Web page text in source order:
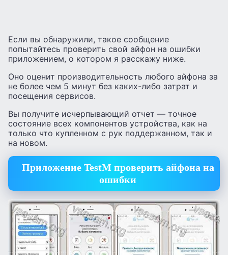
Если вы обнаружили, такое сообщение
попытайтесь проверить свой айфон на ошибки
приложением, о котором я расскажу ниже.
Оно оценит производительность любого айфона за
не более чем 5 минут без каких-либо затрат и
посещения сервисов.
Вы получите исчерпывающий отчет — точное
состояние всех компонентов устройства, как на
только что купленном с рук поддержанном, так и
на новом.
Приложение TestM проверить айфона на
ошибки